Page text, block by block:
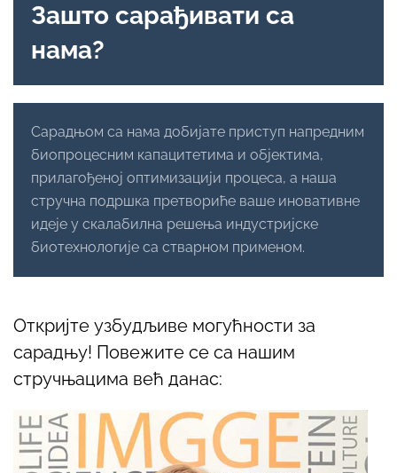
Зашто сарађивати са
нама?
Сарадњом са нама добијате приступ напредним
биопроцесним капацитетима и објектима,
прилагођеној оптимизацији процеса, а наша
стручна подршка претвориће ваше иновативне
идеје у скалабилна решења индустријске
биотехнологије са стварнoм применом.
Откријте узбудљиве могућности за
сарадњу! Повежите се са нашим
стручњацима већ данас: